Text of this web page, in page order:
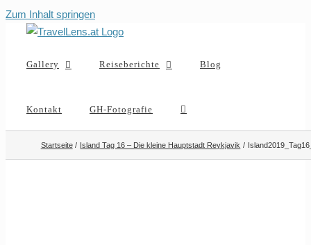
Zum Inhalt springen
Gallery Reiseberichte Blog
Kontakt GH-Fotografie
Startseite Island Tag 16 – Die kleine Hauptstadt Reykjavik